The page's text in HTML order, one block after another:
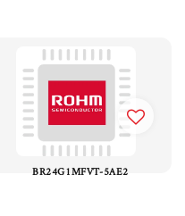
BR24G1MFVT-5AE2